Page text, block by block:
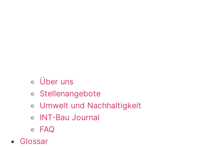
Über uns
Stellenangebote
Umwelt und Nachhaltigkeit
INT-Bau Journal
FAQ
Glossar